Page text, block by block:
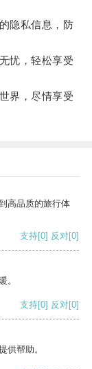
隐私信息，防
忧，轻松享受
界，尽情享受
高品质的旅行体
支持[0] 反对[0]
。
支持[0] 反对[0]
供帮助。